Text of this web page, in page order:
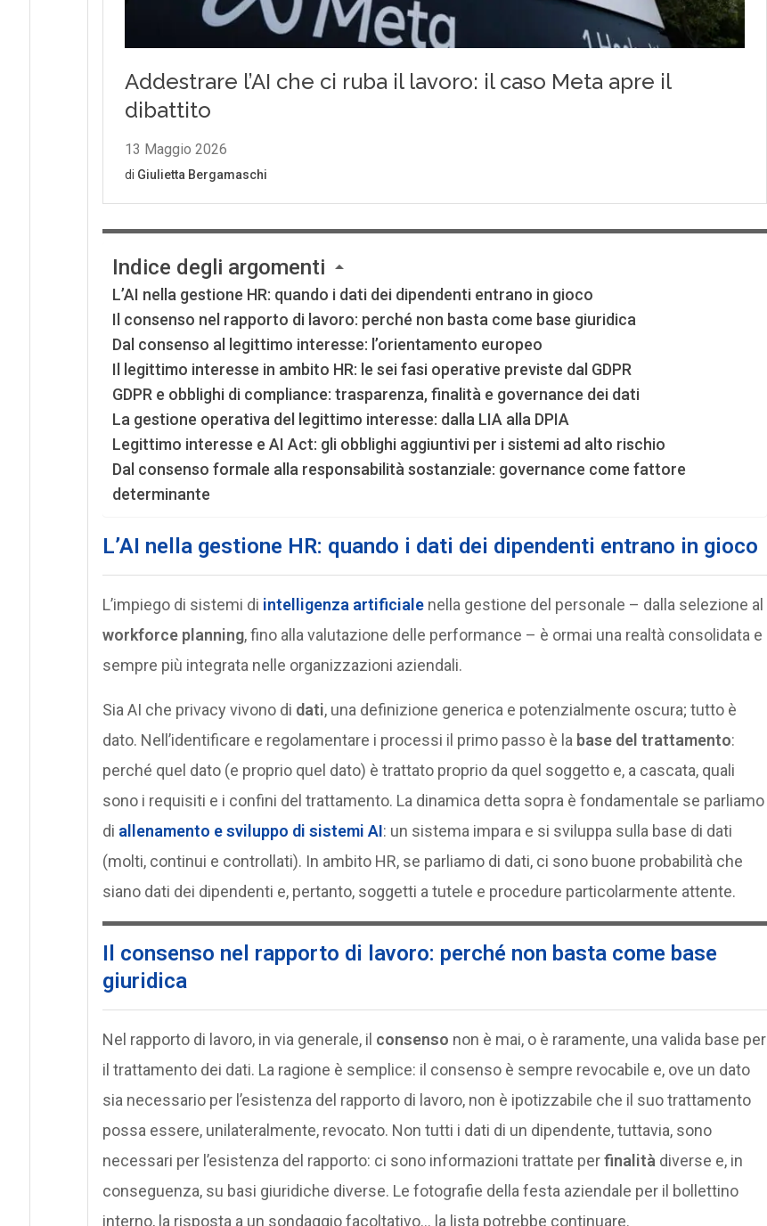
Indice degli argomenti
L’AI nella gestione HR: quando i dati dei dipendenti entrano in gioco
Il consenso nel rapporto di lavoro: perché non basta come base giuridica
Dal consenso al legittimo interesse: l’orientamento europeo
Il legittimo interesse in ambito HR: le sei fasi operative previste dal GDPR
GDPR e obblighi di compliance: trasparenza, finalità e governance dei dati
La gestione operativa del legittimo interesse: dalla LIA alla DPIA
Legittimo interesse e AI Act: gli obblighi aggiuntivi per i sistemi ad alto rischio
Dal consenso formale alla responsabilità sostanziale: governance come fattore
determinante
L’AI nella gestione HR: quando i dati dei dipendenti entrano in gioco
L’impiego di sistemi di intelligenza artificialenella gestione del personale – dalla selezione al
workforce planning, fino alla valutazione delle performance – è ormai una realtà consolidata e
sempre più integrata nelle organizzazioni aziendali.
Sia AI che privacy vivono di dati, una definizione generica e potenzialmente oscura; tutto è
dato. Nell’identificare e regolamentare i processi il primo passo è la base del trattamento:
perché quel dato (e proprio quel dato) è trattato proprio da quel soggetto e, a cascata, quali
sono i requisiti e i confini del trattamento. La dinamica detta sopra è fondamentale se parliamo
di allenamento e sviluppo di sistemi AI: un sistema impara e si sviluppa sulla base di dati
(molti, continui e controllati). In ambito HR, se parliamo di dati, ci sono buone probabilità che
siano dati dei dipendenti e, pertanto, soggetti a tutele e procedure particolarmente attente.
Il consenso nel rapporto di lavoro: perché non basta come base
giuridica
Nel rapporto di lavoro, in via generale, il consenso non è mai, o è raramente, una valida base per
il trattamento dei dati. La ragione è semplice: il consenso è sempre revocabile e, ove un dato
sia necessario per l’esistenza del rapporto di lavoro, non è ipotizzabile che il suo trattamento
possa essere, unilateralmente, revocato. Non tutti i dati di un dipendente, tuttavia, sono
necessari per l’esistenza del rapporto: ci sono informazioni trattate perfinalità diverse e, in
conseguenza, su basi giuridiche diverse. Le fotografie della festa aziendale per il bollettino
interno, la risposta a un sondaggio facoltativo… la lista potrebbe continuare.